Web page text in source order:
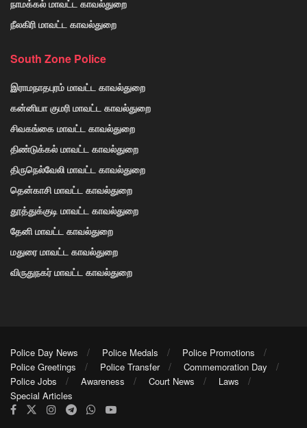
நாமக்கல் மாவட்ட காவல்துறை
நீலகிரி மாவட்ட காவல்துறை
South Zone Police
இராமநாதபுரம் மாவட்ட காவல்துறை
கன்னியா குமரி மாவட்ட காவல்துறை
சிவகங்கை மாவட்ட காவல்துறை
திண்டுக்கல் மாவட்ட காவல்துறை
திருநெல்வேலி மாவட்ட காவல்துறை
தென்காசி மாவட்ட காவல்துறை
தூத்துக்குடி மாவட்ட காவல்துறை
தேனி மாவட்ட காவல்துறை
மதுரை மாவட்ட காவல்துறை
விருதுநகர் மாவட்ட காவல்துறை
Police Day News Police Medals
Police Promotions
Police Greetings
Police Transfer
Commemoration Day
Police Jobs
Awareness Court News
Laws
Special Articles